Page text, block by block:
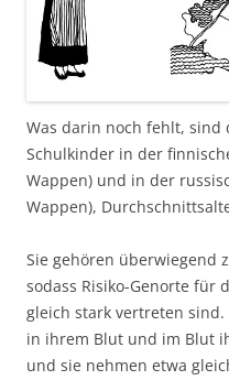
Was darin noch fehlt, sind
Schulkinder in der
Wappen) und in der
Wappen),
Sie gehören überwiegend
sodass Risiko-Genorte für
gleich stark vertreten
in ihrem Blut und im Blut
und sie nehmen etwa